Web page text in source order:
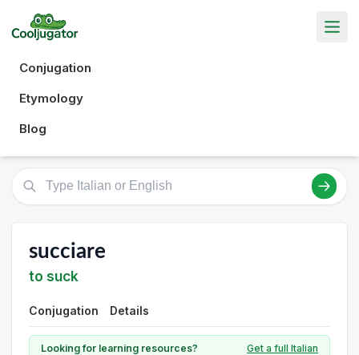
Conjugation
Etymology
Blog
succiare
to suck
Conjugation Details
Looking for learning resources?
Get a full Italian